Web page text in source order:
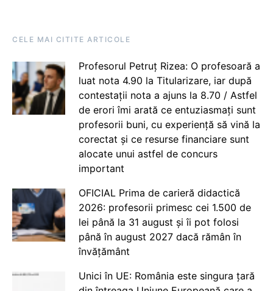
CELE MAI CITITE ARTICOLE
Profesorul Petruț Rizea: O profesoară a
luat nota 4.90 la Titularizare, iar după
contestații nota a ajuns la 8.70 / Astfel
de erori îmi arată ce entuziasmați sunt
profesorii buni, cu experiență să vină la
corectat și ce resurse financiare sunt
alocate unui astfel de concurs
important
OFICIAL Prima de carieră didactică
2026: profesorii primesc cei 1.500 de
lei până la 31 august și îi pot folosi
până în august 2027 dacă rămân în
învățământ
Unici în UE: România este singura țară